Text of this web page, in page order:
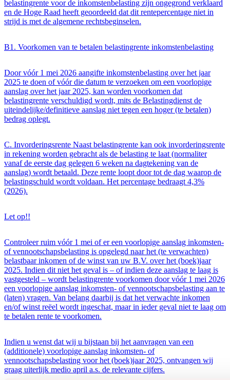
belastingrente voor de inkomstenbelasting zijn ongegrond verklaard
en de Hoge Raad heeft geoordeeld dat dit rentepercentage niet in
strijd is met de algemene rechtsbeginselen.
B1. Voorkomen van te betalen belastingrente inkomstenbelasting
Door vóór 1 mei 2026 aangifte inkomstenbelasting over het jaar
2025 te doen of vóór die datum te verzoeken om een voorlopige
aanslag over het jaar 2025, kan worden voorkomen dat
belastingrente verschuldigd wordt, mits de Belastingdienst de
uiteindelijke/definitieve aanslag niet tegen een hoger (te betalen)
bedrag oplegt.
C. Invorderingsrente Naast belastingrente kan ook invorderingsrente
in rekening worden gebracht als de belasting te laat (normaliter
vanaf de eerste dag gelegen 6 weken na dagtekening van de
aanslag) wordt betaald. Deze rente loopt door tot de dag waarop de
belastingschuld wordt voldaan. Het percentage bedraagt 4,3%
(2026).
Let op!!
Controleer ruim vóór 1 mei of er een voorlopige aanslag inkomsten-
of vennootschapsbelasting is opgelegd naar het (te verwachten)
belastbaar inkomen of de winst van uw B.V. over het (boek)jaar
2025. Indien dit niet het geval is – of indien deze aanslag te laag is
vastgesteld – wordt belastingrente voorkomen door vóór 1 mei 2026
een voorlopige aanslag inkomsten- of vennootschapsbelasting aan te
(laten) vragen. Van belang daarbij is dat het verwachte inkomen
en/of winst reëel wordt ingeschat, maar in ieder geval niet te laag om
te betalen rente te voorkomen.
Indien u wenst dat wij u bijstaan bij het aanvragen van een
(additionele) voorlopige aanslag inkomsten- of
vennootschapsbelasting voor het (boek)jaar 2025, ontvangen wij
graag uiterlijk medio april a.s. de relevante cijfers.